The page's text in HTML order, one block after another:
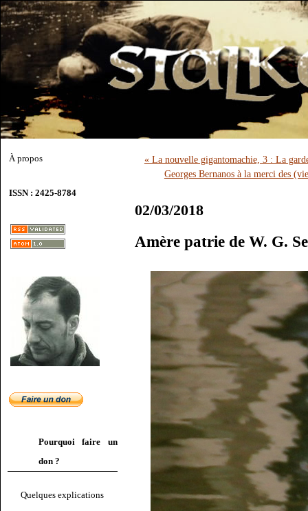
À propos
ISSN : 2425-8784
Pourquoi faire un
don ?
Quelques explications
« La nouvelle gigantomachie, 3 : La
Georges Bernanos à la merci des
02/03/2018
Amère patrie de W. G.